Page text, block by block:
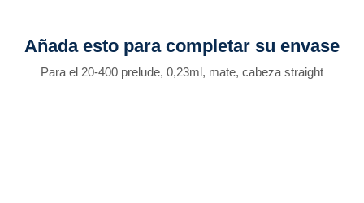
Añada esto para completar su envase
Para el 20-400 prelude, 0,23ml, mate, cabeza straight